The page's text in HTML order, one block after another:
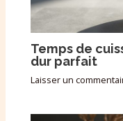
Temps de
dur parfait
Laisser un